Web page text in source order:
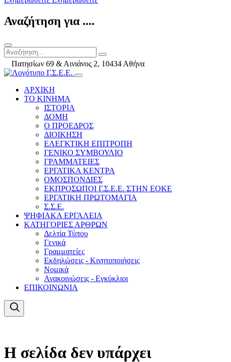
Αναζήτηση για ....
Πατησίων 69 & Αινιάνος 2, 10434 Αθήνα
ΑΡΧΙΚΗ
ΤΟ ΚΙΝΗΜΑ
ΙΣΤΟΡΙΑ
ΔΟΜΗ
Ο ΠΡΟΕΔΡΟΣ
ΔΙΟΙΚΗΣΗ
ΕΛΕΓΚΤΙΚΗ ΕΠΙΤΡΟΠΗ
ΓΕΝΙΚΟ ΣΥΜΒΟΥΛΙΟ
ΓΡΑΜΜΑΤΕΙΕΣ
ΕΡΓΑΤΙΚΑ ΚΕΝΤΡΑ
ΟΜΟΣΠΟΝΔΙΕΣ
ΕΚΠΡΟΣΩΠΟΙ Γ.Σ.Ε.Ε. ΣΤΗΝ ΕΟΚΕ
ΕΡΓΑΤΙΚΗ ΠΡΩΤΟΜΑΓΙΑ
Σ.Σ.Ε.
ΨΗΦΙΑΚΑ ΕΡΓΑΛΕΙΑ
ΚΑΤΗΓΟΡΙΕΣ ΑΡΘΡΩΝ
Δελτία Τύπου
Γενικά
Γραμματείες
Εκδηλώσεις - Κινητοποιήσεις
Νομικά
Ανακοινώσεις - Εγκύκλιοι
ΕΠΙΚΟΙΝΩΝΙΑ
Η σελίδα δεν υπάρχει